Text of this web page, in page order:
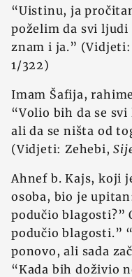
“Uistinu, ja
poželim da svi
znam i ja.”
1/322)
Imam Šafija,
“Volio bih da se
ali da se ništa od
(Vidjeti: Zehebi,
Ahnef b. Kajs, koji
osoba, bio je
podučio blagosti?”
podučio blagosti.”
ponovo, ali sada
“Kada bih doživio